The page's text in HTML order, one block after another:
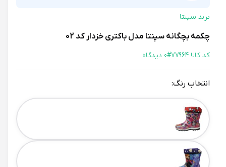
برند سپنتا
چکمه بچگانه سپنتا مدل باکتری خزدار کد 02
کد کالا 77964# 0 دیدگاه
انتخاب رنگ: